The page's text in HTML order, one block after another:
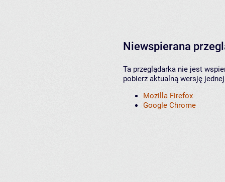
Niewspierana
Ta przeglądarka nie jest
pobierz aktualną wersję
Mozilla Firefox
Google Chrome